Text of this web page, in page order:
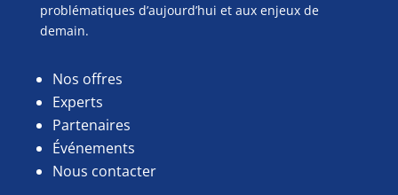
problématiques d’aujourd’hui et aux enjeux de
demain.
Nos offres
Experts
Partenaires
Événements
Nous contacter